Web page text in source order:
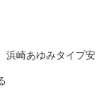
浜崎あゆみタイプ安